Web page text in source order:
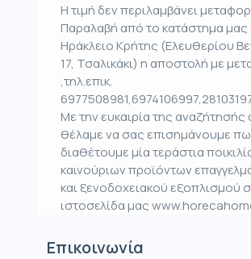
Η τιμή δεν περιλαμβάνει
Παραλαβή από το κατάστημα μας
Ηράκλειο Κρήτης (Ελευθερίου
17, Τσαλικάκι) η αποστολή με
,τηλ.επικ.
Με την ευκαιρία της
θέλαμε να σας επισημάνουμε
διαθέτουμε μία τεράστια
καινούριων προϊόντων
και ξενοδοχειακού εξοπλισμού
ιστοσελίδα μας
Επικοινωνία